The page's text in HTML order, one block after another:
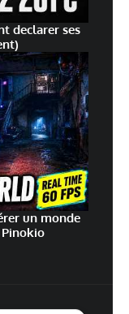
declarer ses
un monde